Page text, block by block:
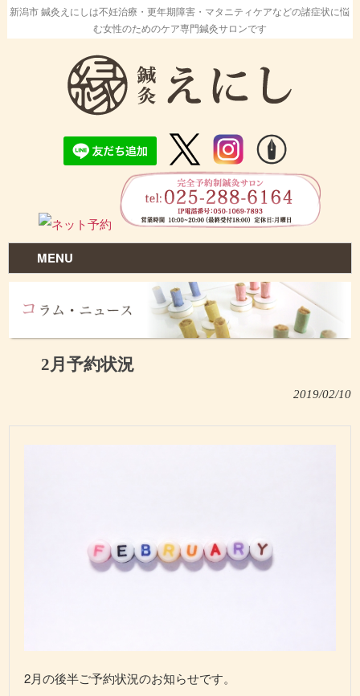
新潟市 鍼灸えにしは不妊治療・更年期障害・マタニティケアなどの諸症状に悩
む女性のためのケア専門鍼灸サロンです
MENU
2月予約状況
2019/02/10
2月の後半ご予約状況のお知らせです。